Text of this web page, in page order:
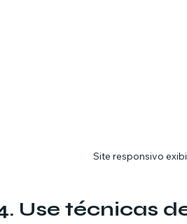
Site responsivo
Use técnicas